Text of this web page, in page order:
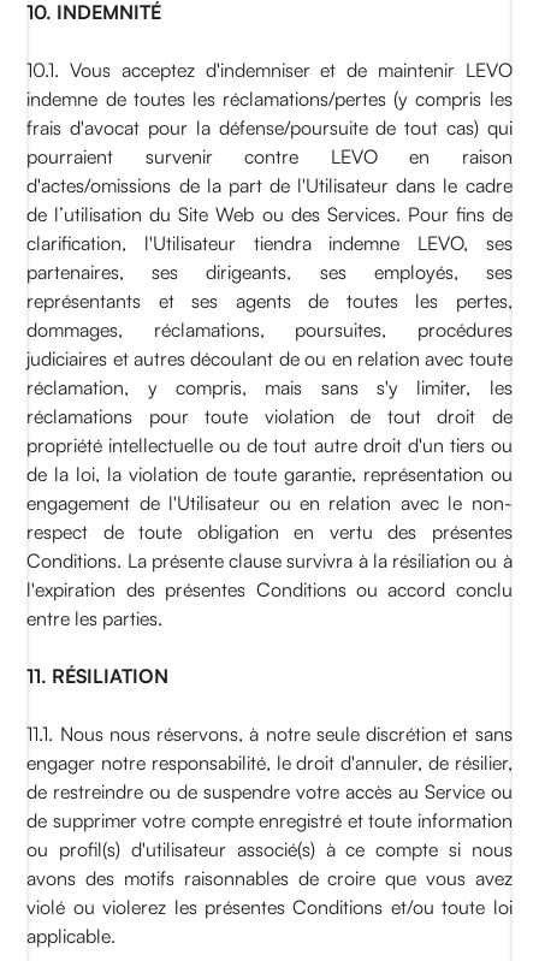
10. INDEMNITÉ
10.1. Vous acceptez d'indemniser et de maintenir LEVO
indemne de toutes les réclamations/pertes (y compris les
frais d'avocat pour la défense/poursuite de tout cas) qui
pourraient survenir contre LEVO en raison
d'actes/omissions de la part de l'Utilisateur dans le cadre
de l’utilisation du Site Web ou des Services. Pour fins de
clarification, l'Utilisateur tiendra indemne LEVO, ses
partenaires, ses dirigeants, ses employés, ses
représentants et ses agents de toutes les pertes,
dommages, réclamations, poursuites, procédures
judiciaires et autres découlant de ou en relation avec toute
réclamation, y compris, mais sans s'y limiter, les
réclamations pour toute violation de tout droit de
propriété intellectuelle ou de tout autre droit d'un tiers ou
de la loi, la violation de toute garantie, représentation ou
engagement de l'Utilisateur ou en relation avec le non-
respect de toute obligation en vertu des présentes
Conditions. La présente clause survivra à la résiliation ou à
l'expiration des présentes Conditions ou accord conclu
entre les parties.
11. RÉSILIATION
11.1. Nous nous réservons, à notre seule discrétion et sans
engager notre responsabilité, le droit d'annuler, de résilier,
de restreindre ou de suspendre votre accès au Service ou
de supprimer votre compte enregistré et toute information
ou profil(s) d'utilisateur associé(s) à ce compte si nous
avons des motifs raisonnables de croire que vous avez
violé ou violerez les présentes Conditions et/ou toute loi
applicable.